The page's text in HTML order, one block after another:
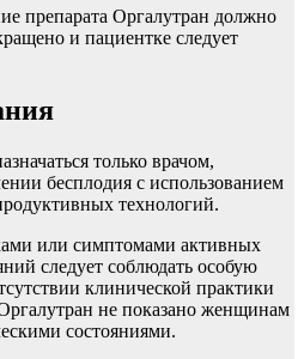
препарата Оргалутран должно
и пациентке следует
только врачом,
бесплодия с использованием
технологий.
или симптомами активных
следует соблюдать особую
клинической практики
не показано женщинам
состояниями.